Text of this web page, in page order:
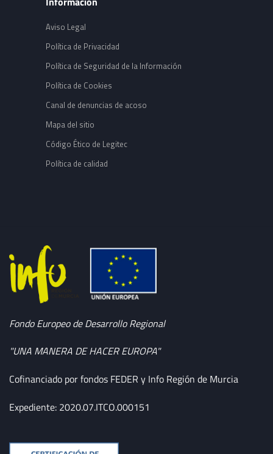
Aviso Legal
Política de Privacidad
Política de Seguridad de la Información
Política de Cookies
Canal de denuncias de acoso
Mapa del sitio
Código Ético de Legitec
Política de calidad
Fondo Europeo de Desarrollo Regional
"UNA MANERA DE HACER EUROPA"
Cofinanciado por fondos FEDER y Info Región de Murcia
Expediente: 2020.07.ITCO.000151